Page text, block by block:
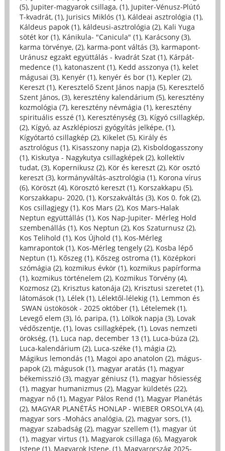
(5), Jupiter-magyarok csillaga, (1), Jupiter-Vénusz-Plútó
T-kvadrát, (1), Jurisics Miklós (1), Káldeai asztrológia (1),
Káldeus papok (1), káldeusi-asztrológia (2), Kali Yuga
sötét kor (1), Kánikula- "Canicula" (1), Karácsony (3),
karma törvénye, (2), karma-pont váltás (3), karmapont-
Uránusz egzakt együttálás - kvadrát Szat (1), Kárpát-
medence (1), katonaszent (1), Kedd asszonya (1), kelet
mágusai (3), Kenyér (1), kenyér és bor (1), Kepler (2),
Kereszt (1), Keresztelő Szent János napja (5), Keresztelő
Szent János, (3), keresztény kalendárium (5), keresztény
kozmológia (7), keresztény névmágia (1), keresztény
spirituális esszé (1), Kereszténység (3), Kígyó csillagkép,
(2), Kígyó, az Aszklépioszi gyógyítás jelképe, (1),
Kígyótartó csillagkép (2), Kikelet (5), Király és
asztrológus (1), Kisasszony napja (2), Kisboldogasszony
(1), Kiskutya - Nagykutya csillagképek (2), kollektív
tudat, (3), Kopernikusz (2), Kör és kereszt (2), Kör osztó
kereszt (3), kormányváltás-asztrológia (1), Korona vírus
(6), Köröszt (4), Körosztó kereszt (1), Korszakkapu (5),
Korszakkapu- 2020, (1), Korszakváltás (3), Kos 0. fok (2),
Kos csillagjegy (1), Kos Mars (2), Kos Mars-Halak
Neptun együttállás (1), Kos Nap-Jupiter- Mérleg Hold
szembenállás (1), Kos Neptun (2), Kos Szaturnusz (2),
Kos Telihold (1), Kos Újhold (1), Kos-Mérleg
kamrapontok (1), Kos-Mérleg tengely (2), Kosba lépő
Neptun (1), Kőszeg (1), Kőszeg ostroma (1), Középkori
szómágia (2), kozmikus évkör (1), kozmikus papírforma
(1), kozmikus történelem (2), Kozmikus Törvény (4),
Kozmosz (2), Krisztus katonája (2), Krisztusi szeretet (1),
látomások (1), Lélek (1), Lélektől-lélekig (1), Lemmon és
SWAN üstökösök - 2025 október (1), Lételemek (1),
Levegő elem (3), ló, paripa, (1), Lölkök napja (3), Lovak
védőszentje, (1), lovas csillagképek, (1), Lovas nemzeti
örökség, (1), Luca nap, december 13 (1), Luca-búza (2),
Luca-kalendárium (2), Luca-széke (1), mágia (2),
Mágikus lemondás (1), Magoi apo anatolon (2), mágus-
papok (2), mágusok (1), magyar aratás (1), magyar
békemisszió (3), magyar géniusz (1), magyar hősiesség
(1), magyar humanizmus (2), Magyar küldetés (22),
magyar nő (1), Magyar Pálos Rend (1), Magyar Planétás
(2), MAGYAR PLANÉTÁS HONLAP - WIEBER ORSOLYA (4),
magyar sors -Mohács analógia, (2), magyar sors, (1),
magyar szabadság (2), magyar szellem (1), magyar út
(1), magyar virtus (1), Magyarok csillaga (6), Magyarok
Istene (1), Magyarok Istene, (1), Magyarország 2025-